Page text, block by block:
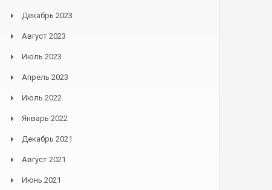
Декабрь 2023
Август 2023
Июль 2023
Апрель 2023
Июль 2022
Январь 2022
Декабрь 2021
Август 2021
Июнь 2021